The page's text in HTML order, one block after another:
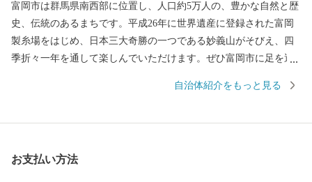
富岡市は群馬県南西部に位置し、人口約5万人の、豊かな自然と歴
史、伝統のあるまちです。平成26年に世界遺産に登録された富岡
製糸場をはじめ、日本三大奇勝の一つである妙義山がそびえ、四
季折々一年を通して楽しんでいただけます。ぜひ富岡市に足を運
自治体紹介をもっと見る
お支払い方法